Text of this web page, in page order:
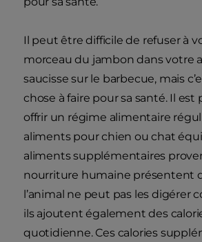
Il peut être difficile de refuser à
morceau du jambon dans votre
saucisse sur le barbecue, mais
chose à faire pour sa santé. Il est
offrir un régime alimentaire
aliments pour chien ou chat
aliments supplémentaires
nourriture humaine présentent
l’animal ne peut pas les digérer
ils ajoutent également des
quotidienne. Ces calories